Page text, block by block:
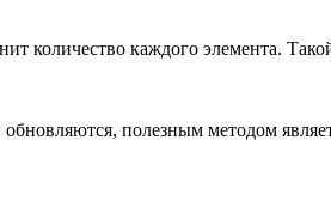
количество каждого элемента.
полезным методом